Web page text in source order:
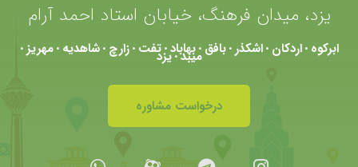
یزد، میدان فرهنگ، خیابان استاد احمد آرام
ابرکوه •اردکان •اشکذر •بافق •بهاباد •تفت •زارچ •شاهدیه •مهریز • میبد•یزد
درخواست مشاوره